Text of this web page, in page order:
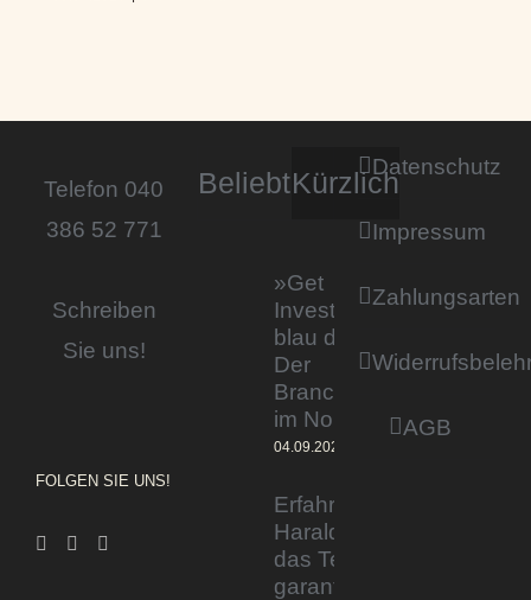
Telefon 040
386 52 771
Schreiben
Sie uns!
FOLGEN SIE UNS!
BeliebtKürzlich
»Get
Invested by
blau direkt«:
Der
Branchentag
im Norden
04.09.2023
Erfahrener Experte
Harald Wesely stärkt
das Team von
garantiertmehrnetto.de
Datenschutz
Impressum
Zahlungsarten
AGB